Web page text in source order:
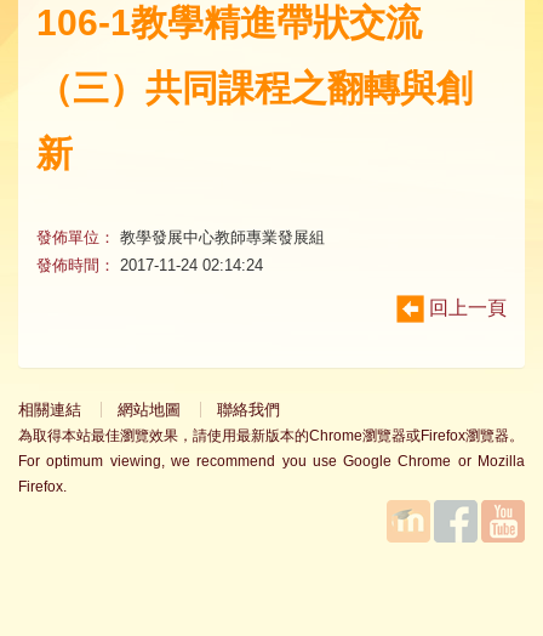
106-1教學精進帶狀交流
（三）共同課程之翻轉與創
新
發佈單位： 教學發展中心教師專業發展組
發佈時間：
2017-11-24 02:14:24
回上一頁
相關連結 網站地圖 聯絡我們
為取得本站最佳瀏覽效果，請使用最新版本的Chrome瀏覽器或Firefox瀏覽器。
For optimum viewing, we recommend you use Google Chrome or Mozilla
Firefox.